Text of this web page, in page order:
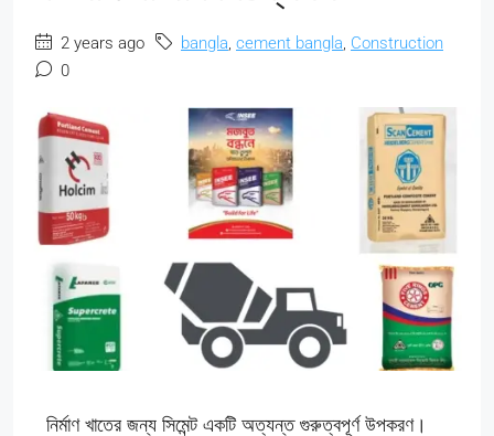
2 years ago bangla, cement bangla, Construction
0
নির্মাণ খাতের জন্য সিমেন্ট একটি অত্যন্ত গুরুত্বপূর্ণ উপকরণ।